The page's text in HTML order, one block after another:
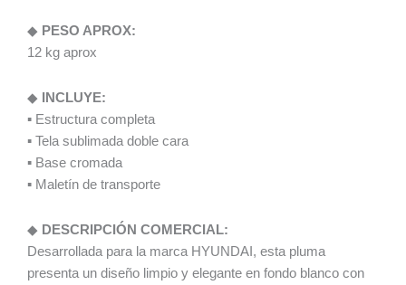
◆ PESO APROX:
12 kg aprox
◆ INCLUYE:
▪ Estructura completa
▪ Tela sublimada doble cara
▪ Base cromada
▪ Maletín de transporte
◆ DESCRIPCIÓN COMERCIAL:
Desarrollada para la marca HYUNDAI, esta pluma
presenta un diseño limpio y elegante en fondo blanco con